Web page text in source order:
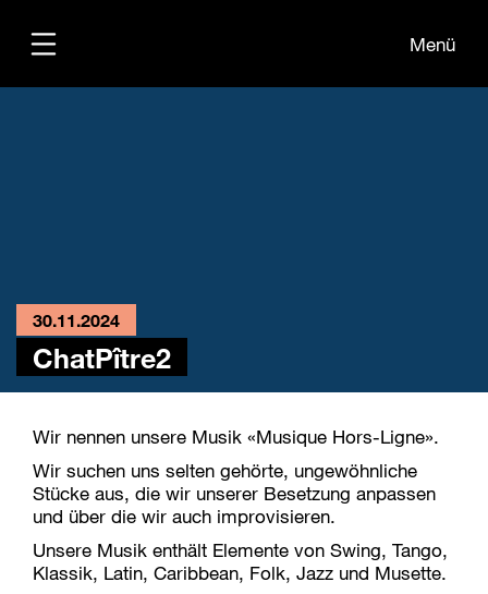
Menü
30.11.2024
ChatPître2
Wir nennen unsere Musik «Musique Hors-Ligne».
Wir suchen uns selten gehörte, ungewöhnliche
Stücke aus, die wir unserer Besetzung anpassen
und über die wir auch improvisieren.
Unsere Musik enthält Elemente von Swing, Tango,
Klassik, Latin, Caribbean, Folk, Jazz und Musette.